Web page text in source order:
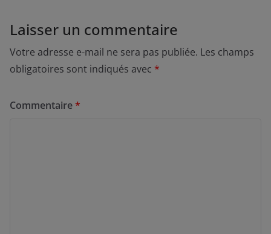
Laisser un commentaire
Votre adresse e-mail ne sera pas publiée. Les champs
obligatoires sont indiqués avec *
Commentaire*